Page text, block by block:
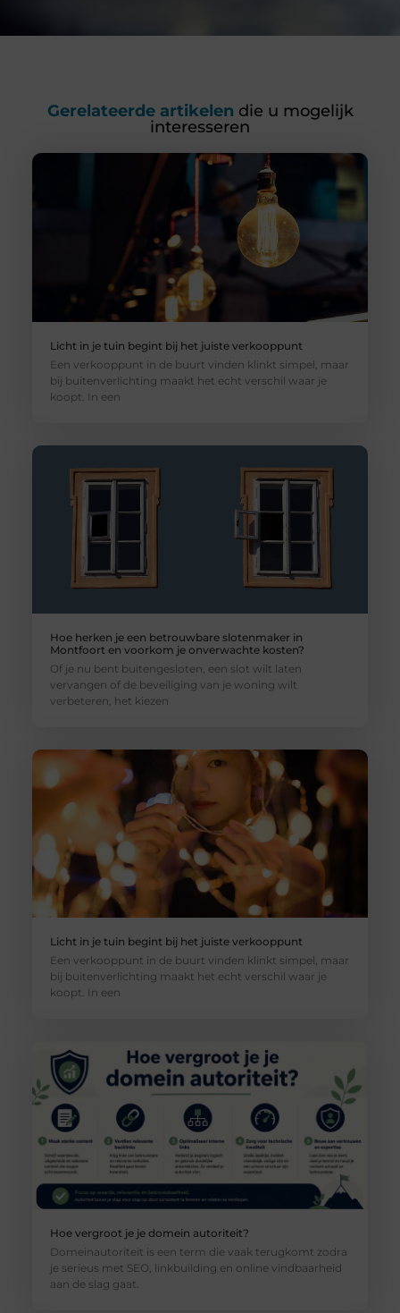
Gerelateerde artikelen die u mogelijk
interesseren
Licht in je tuin begint bij het juiste verkooppunt
Een verkooppunt in de buurt vinden klinkt simpel, maar
bij buitenverlichting maakt het echt verschil waar je
koopt. In een
Hoe herken je een betrouwbare slotenmaker in
Montfoort en voorkom je onverwachte kosten?
Of je nu bent buitengesloten, een slot wilt laten
vervangen of de beveiliging van je woning wilt
verbeteren, het kiezen
Licht in je tuin begint bij het juiste verkooppunt
Een verkooppunt in de buurt vinden klinkt simpel, maar
bij buitenverlichting maakt het echt verschil waar je
koopt. In een
Hoe vergroot je je domein autoriteit?
Domeinautoriteit is een term die vaak terugkomt zodra
je serieus met SEO, linkbuilding en online vindbaarheid
aan de slag gaat.